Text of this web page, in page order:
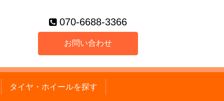
070-6688-3366
お問い合わせ
タイヤ・ホイールを探す